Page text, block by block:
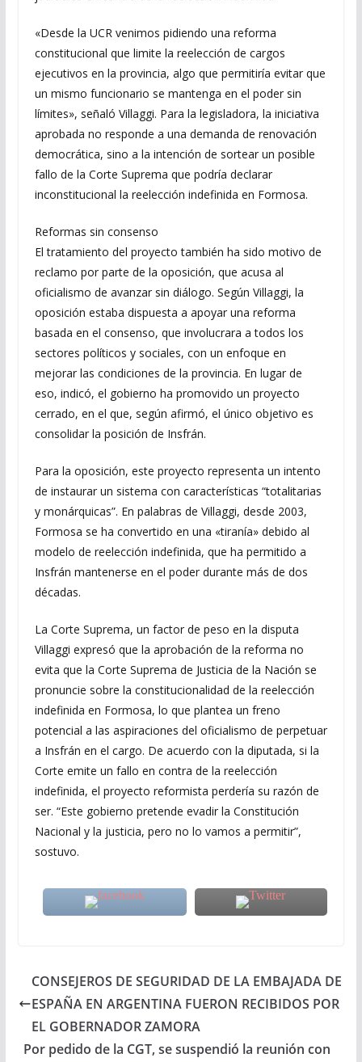
«Desde la UCR venimos pidiendo una reforma
constitucional que limite la reelección de cargos
ejecutivos en la provincia, algo que permitiría evitar que
un mismo funcionario se mantenga en el poder sin
límites», señaló Villaggi. Para la legisladora, la iniciativa
aprobada no responde a una demanda de renovación
democrática, sino a la intención de sortear un posible
fallo de la Corte Suprema que podría declarar
inconstitucional la reelección indefinida en Formosa.
Reformas sin consenso
El tratamiento del proyecto también ha sido motivo de
reclamo por parte de la oposición, que acusa al
oficialismo de avanzar sin diálogo. Según Villaggi, la
oposición estaba dispuesta a apoyar una reforma
basada en el consenso, que involucrara a todos los
sectores políticos y sociales, con un enfoque en
mejorar las condiciones de la provincia. En lugar de
eso, indicó, el gobierno ha promovido un proyecto
cerrado, en el que, según afirmó, el único objetivo es
consolidar la posición de Insfrán.
Para la oposición, este proyecto representa un intento
de instaurar un sistema con características “totalitarias
y monárquicas”. En palabras de Villaggi, desde 2003,
Formosa se ha convertido en una «tiranía» debido al
modelo de reelección indefinida, que ha permitido a
Insfrán mantenerse en el poder durante más de dos
décadas.
La Corte Suprema, un factor de peso en la disputa
Villaggi expresó que la aprobación de la reforma no
evita que la Corte Suprema de Justicia de la Nación se
pronuncie sobre la constitucionalidad de la reelección
indefinida en Formosa, lo que plantea un freno
potencial a las aspiraciones del oficialismo de perpetuar
a Insfrán en el cargo. De acuerdo con la diputada, si la
Corte emite un fallo en contra de la reelección
indefinida, el proyecto reformista perdería su razón de
ser. “Este gobierno pretende evadir la Constitución
Nacional y la justicia, pero no lo vamos a permitir”,
sostuvo.
CONSEJEROS DE SEGURIDAD DE LA EMBAJADA DE
ESPAÑA EN ARGENTINA FUERON RECIBIDOS POR
EL GOBERNADOR ZAMORA
Por pedido de la CGT, se suspendió la reunión con